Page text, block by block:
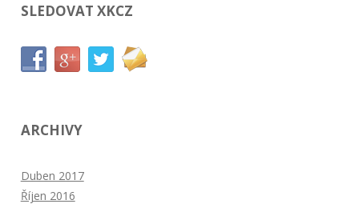
SLEDOVAT XKCZ
ARCHIVY
Duben 2017
Říjen 2016